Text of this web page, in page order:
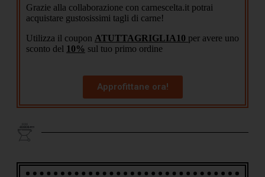
Grazie alla collaborazione con carnescelta.it potrai
acquistare gustosissimi tagli di carne!
Utilizza il coupon ATUTTAGRIGLIA10 per avere uno
sconto del 10% sul tuo primo ordine
Approfittane ora!